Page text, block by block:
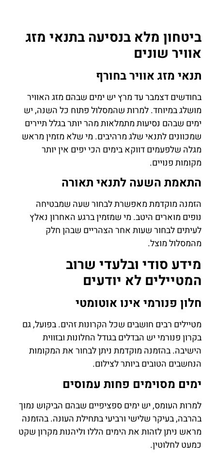
ביטחון מלא בנסיעה בתנאי מזג
אוויר שונים
תנאי מזג אוויר בחורף
בחודשים דצמבר עד מרץ יש ימים שבהם מזג האוויר
מושלג במיוחד. למרות שהמסלול פתוח כל השנה, יש
ימים שבהם נסיעות מתמלאות מהר יותר בגלל תיירים
שמכוונים לתנאי שלג מרהיבים. מי שלא מזמין מראש
מגלה שלפעמים דווקא בימים הכי יפים אין יותר
מקומות פנויים.
התאמת השעה לתנאי תאורה
הזמנה מוקדמת מאפשרת לבחור שעה שמבטיחה
נופים מוארים היטב. מי שמזמין ברגע האחרון נאלץ
לעיתים לבחור שעות אחר הצהריים שבהן חלק
מהמסלול מוצל.
מידע סודי ובלעדי שרוב
המטיילים לא יודעים
חלון פנורמי אינו אוטומטי
מטיילים רבים חושבים שכל הקרונות זהים. בפועל, גם
בקרון פנורמי יש הבדלים בגודל החלונות ובזווית
הישיבה. בהזמנה מוקדמת ניתן לבחור את המקומות
הנחשבים הטובים ביותר לצילום.
ימים מסוימים פחות עמוסים
למרות העומס, יש ימים ספציפיים שבהם הביקוש נמוך
בהרבה, בעיקר שלישי ורביעי בתחילת העונה. בהזמנה
מראש ניתן לזהות את הימים הללו וליהנות מקרון שקט
כמעט לחלוטין.